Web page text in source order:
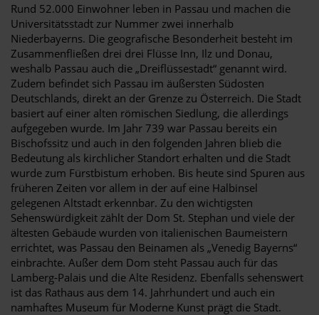
Rund 52.000 Einwohner leben in Passau und machen die
Universitätsstadt zur Nummer zwei innerhalb
Niederbayerns. Die geografische Besonderheit besteht im
Zusammenfließen drei drei Flüsse Inn, Ilz und Donau,
weshalb Passau auch die „Dreiflüssestadt“ genannt wird.
Zudem befindet sich Passau im äußersten Südosten
Deutschlands, direkt an der Grenze zu Österreich. Die Stadt
basiert auf einer alten römischen Siedlung, die allerdings
aufgegeben wurde. Im Jahr 739 war Passau bereits ein
Bischofssitz und auch in den folgenden Jahren blieb die
Bedeutung als kirchlicher Standort erhalten und die Stadt
wurde zum Fürstbistum erhoben. Bis heute sind Spuren aus
früheren Zeiten vor allem in der auf eine Halbinsel
gelegenen Altstadt erkennbar. Zu den wichtigsten
Sehenswürdigkeit zählt der Dom St. Stephan und viele der
ältesten Gebäude wurden von italienischen Baumeistern
errichtet, was Passau den Beinamen als „Venedig Bayerns“
einbrachte. Außer dem Dom steht Passau auch für das
Lamberg-Palais und die Alte Residenz. Ebenfalls sehenswert
ist das Rathaus aus dem 14. Jahrhundert und auch ein
namhaftes Museum für Moderne Kunst prägt die Stadt.